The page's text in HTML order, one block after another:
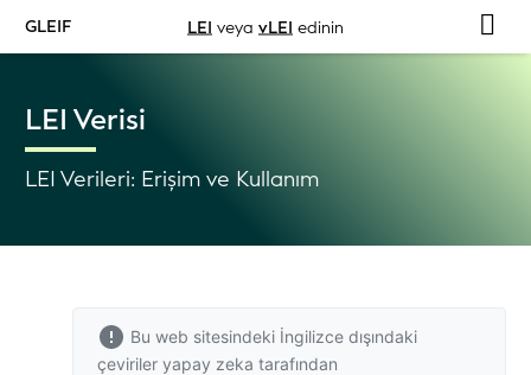
GLEIF LEI veya vLEI edinin
LEI Verisi
LEI Verileri: Erişim ve Kullanım
Bu web sitesindeki İngilizce dışındaki
çeviriler yapay zeka tarafından